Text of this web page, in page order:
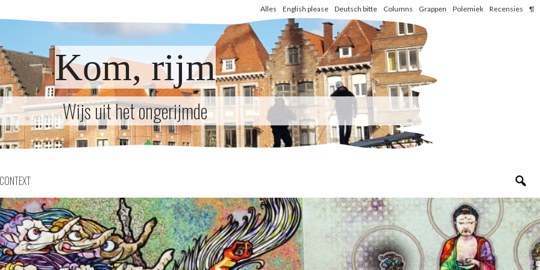
Alles English please Deutsch bitte Columns Grappen Polemiek Recensies ¶
Kom, rijm
Wijs uit het ongerijmde
CONTEXT